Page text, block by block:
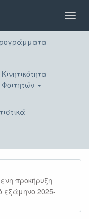
Κινητικότητα
Φοιτητών
προκήρυξη
εξάμηνο 2025-